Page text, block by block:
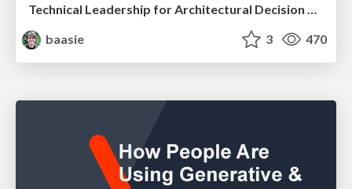
Technical Leadership for Architectural Decision Making
baasie
3 470